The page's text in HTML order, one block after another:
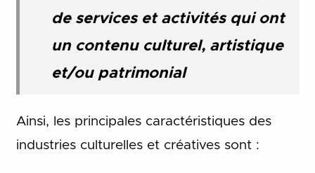
de services et activités qui ont
un contenu culturel, artistique
et/ou patrimonial
Ainsi, les principales caractéristiques des
industries culturelles et créatives sont :